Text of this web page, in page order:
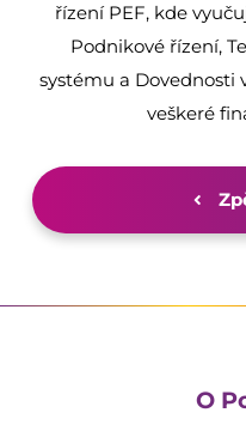
řízení PEF, kde
Podnikové řízení,
systému a Dovednosti
veškeré
O